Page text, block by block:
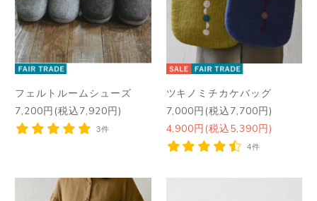
フェルトルームシューズ
7,200円(税込7,920円)
3件
ツキノミチカケバッグ
7,000円(税込7,700円)
4,900円(税込5,390円)
4件